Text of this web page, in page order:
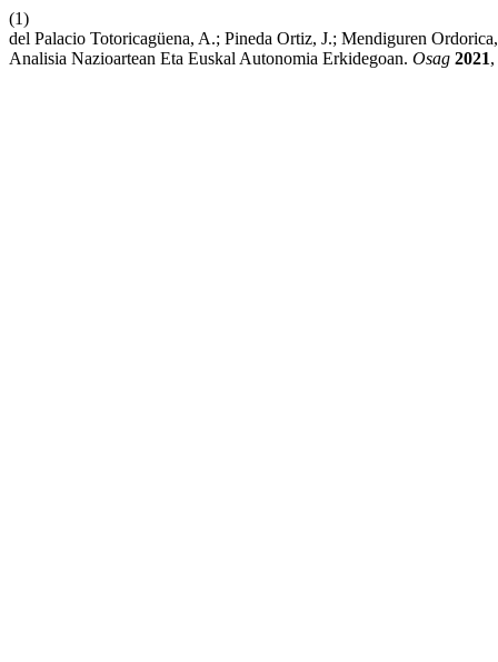
(1)
del Palacio Totoricagüena, A.; Pineda Ortiz, J.; Mendiguren
Analisia Nazioartean Eta Euskal Autonomia Erkidegoan. Osag 2021,